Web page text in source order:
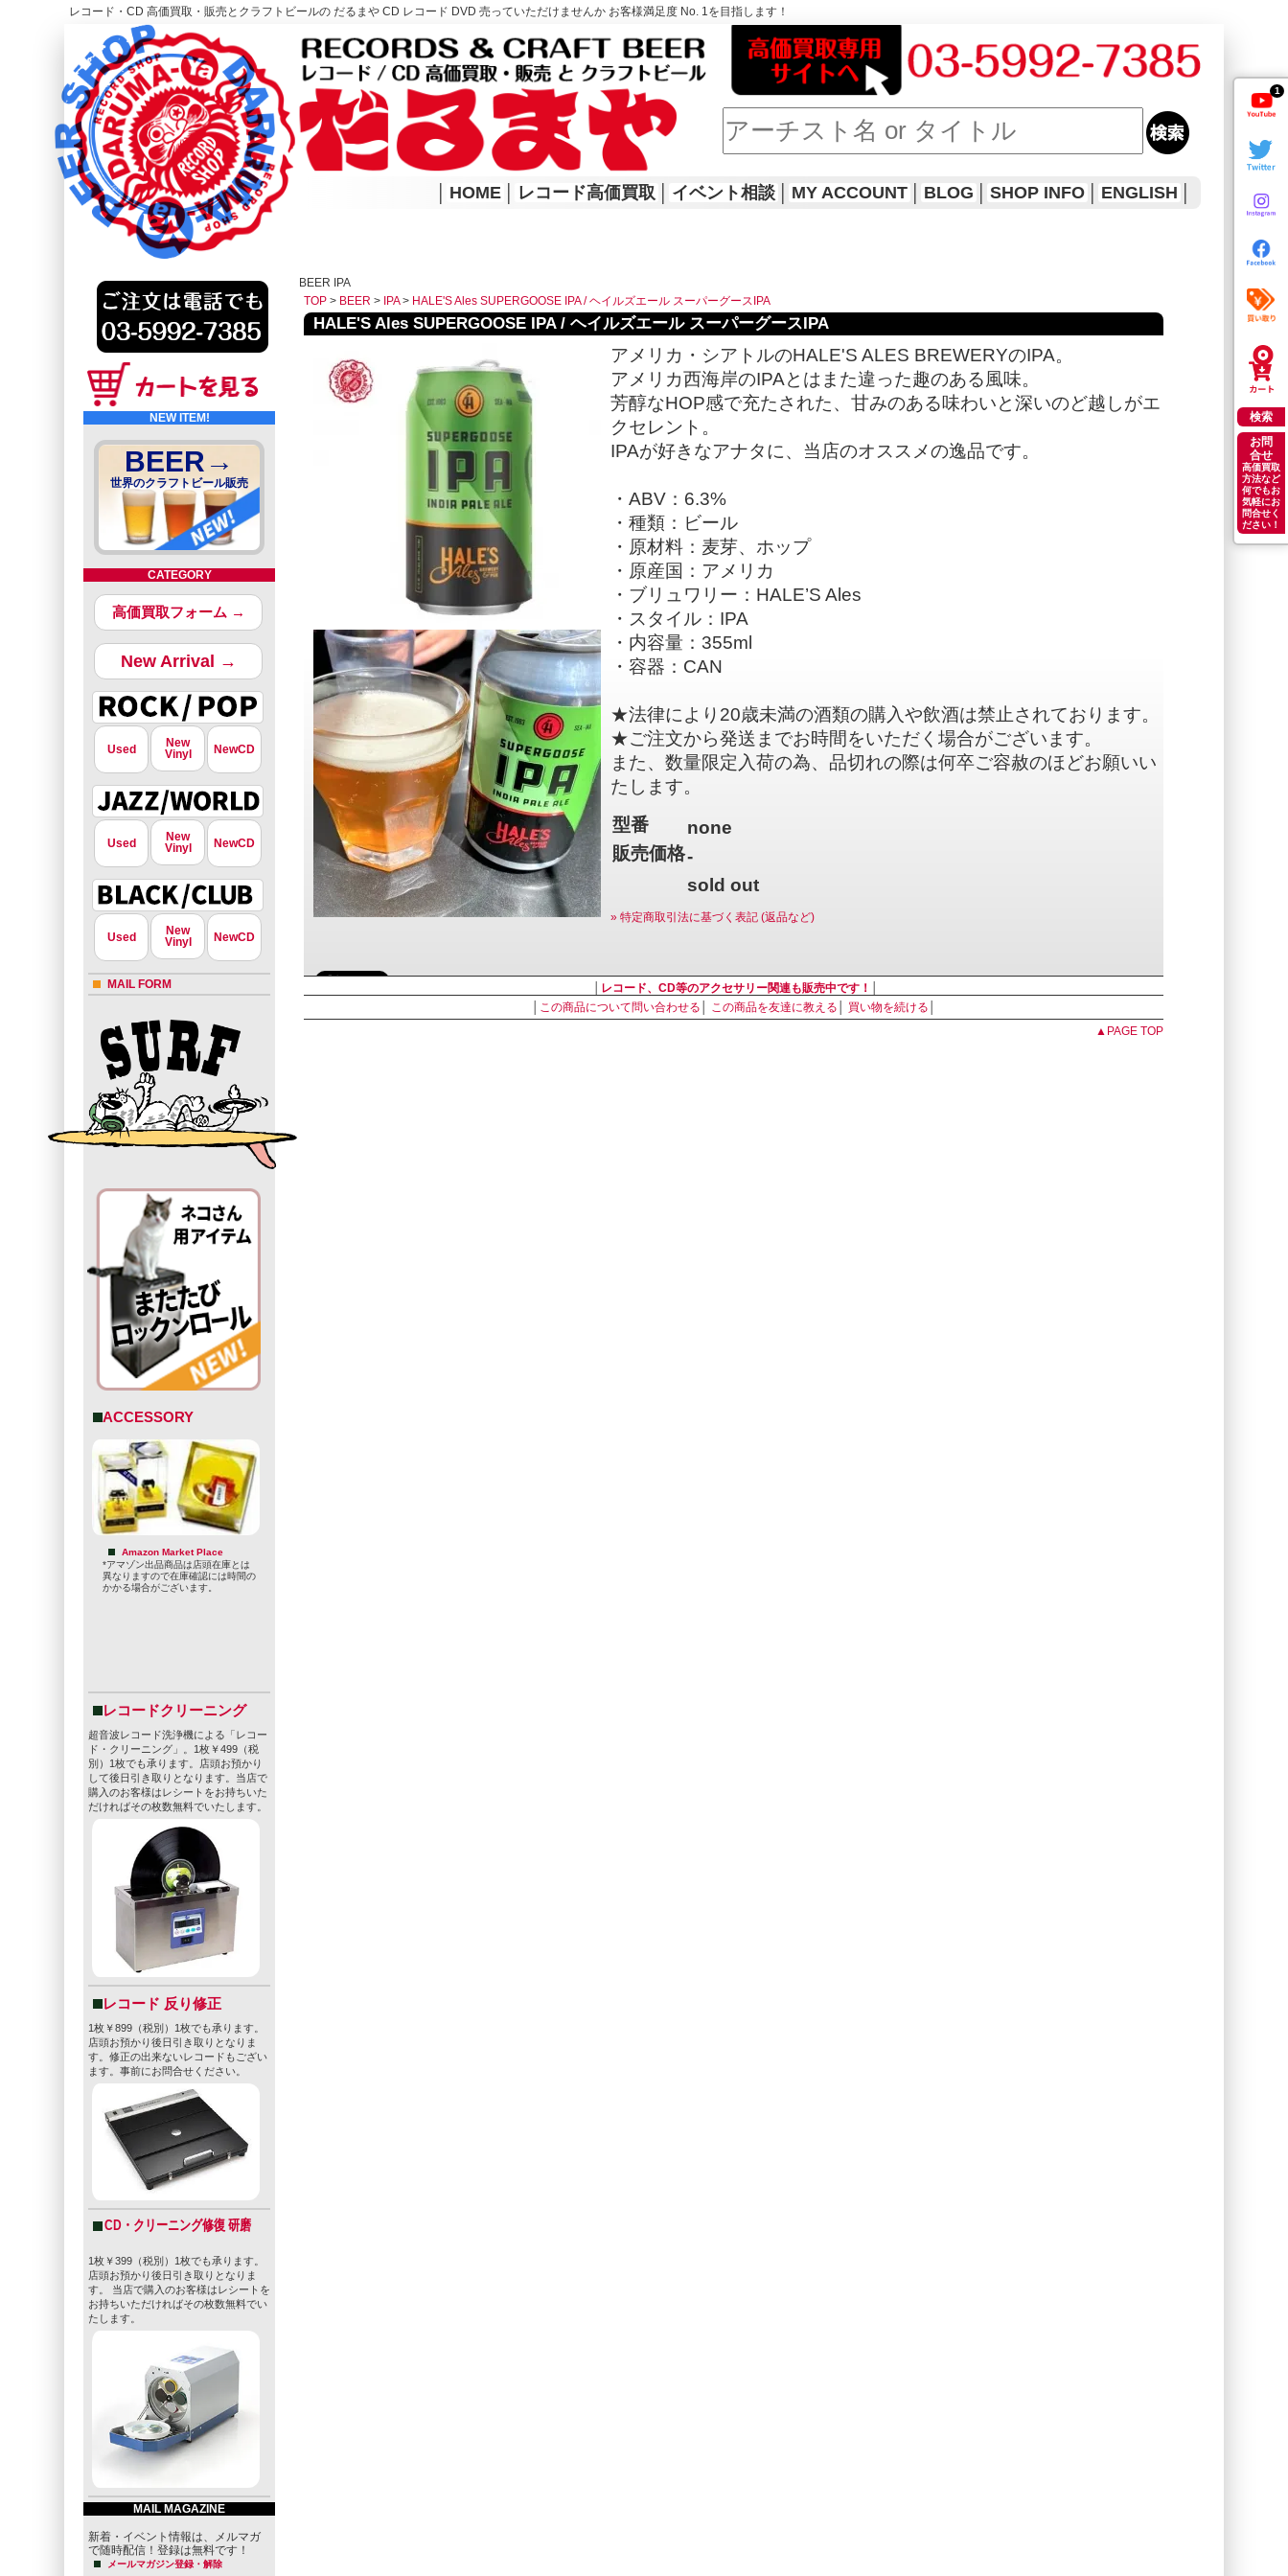
レコード・CD 高価買取・販売とクラフトビールの だるまや CD レコード DVD 売っていただけませんか お客様満足度 No. 1を目指します！
1
検索
お問
合せ
高価買取
方法など
何でもお
気軽にお
問合せく
ださい！
レコード高価買取はこちら
HOME
HOME レコード高価買取 イベント相談 MY ACCOUNT BLOG SHOP INFO ENGLISH
NEW ITEM!
BEER→
世界のクラフトビール販売
CATEGORY
高価買取フォーム →
New Arrival →
Used
New
Vinyl
NewCD
Used
New
Vinyl
NewCD
Used
New
Vinyl
NewCD
MAIL FORM
ACCESSORY
Amazon Market Place
*アマゾン出品商品は店頭在庫とは
異なりますので在庫確認には時間の
かかる場合がございます。
レコードクリーニング
超音波レコード洗浄機による「レコー
ド・クリーニング」。1枚￥499（税
別）1枚でも承ります。店頭お預かり
して後日引き取りとなります。当店で
購入のお客様はレシートをお持ちいた
だければその枚数無料でいたします。
レコード 反り修正
1枚￥899（税別）1枚でも承ります。
店頭お預かり後日引き取りとなりま
す。修正の出来ないレコードもござい
ます。事前にお問合せください。
CD・クリーニング修復 研磨
1枚￥399（税別）1枚でも承ります。
店頭お預かり後日引き取りとなりま
す。 当店で購入のお客様はレシートを
お持ちいただければその枚数無料でい
たします。
MAIL MAGAZINE
新着・イベント情報は、メルマガ
で随時配信！登録は無料です！
メールマガジン登録・解除
BEER IPA
TOP > BEER > IPA> HALE'S Ales SUPERGOOSE IPA / ヘイルズエール スーパーグースIPA
HALE'S Ales SUPERGOOSE IPA / ヘイルズエール スーパーグースIPA
アメリカ・シアトルのHALE'S ALES BREWERYのIPA。
アメリカ西海岸のIPAとはまた違った趣のある風味。
芳醇なHOP感で充たされた、甘みのある味わいと深いのど越しがエ
クセレント。
IPAが好きなアナタに、当店のオススメの逸品です。
・ABV：6.3%
・種類：ビール
・原材料：麦芽、ホップ
・原産国：アメリカ
・ブリュワリー：HALE’S Ales
・スタイル：IPA
・内容量：355ml
・容器：CAN
★法律により20歳未満の酒類の購入や飲酒は禁止されております。
★ご注文から発送までお時間をいただく場合がございます。
また、数量限定入荷の為、品切れの際は何卒ご容赦のほどお願いい
たします。
型番
none
販売価格-
sold out
» 特定商取引法に基づく表記 (返品など)
レコード、CD等のアクセサリー関連も販売中です！
この商品について問い合わせる この商品を友達に教える 買い物を続ける
▲PAGE TOP